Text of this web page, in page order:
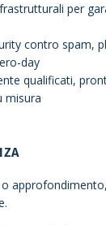
per
contro spam,
day
qualificati,
misura